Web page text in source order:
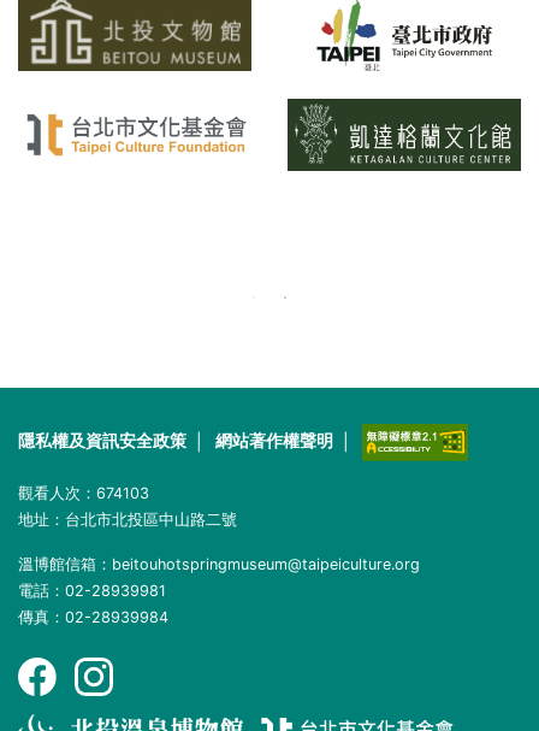
隱私權及資訊安全政策 網站著作權聲明
觀看人次： 674103
地址：台北市北投區中山路二號
溫博館信箱：beitouhotspringmuseum@taipeiculture.org
電話：02-28939981
傳真：02-28939984